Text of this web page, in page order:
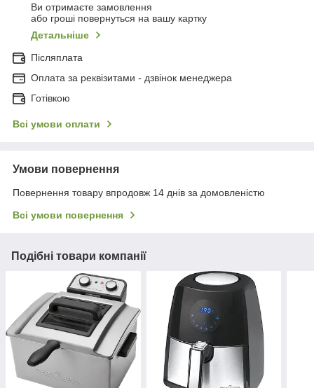
Ви отримаєте замовлення
або гроші повернуться на вашу картку
Детальніше
Післяплата
Оплата за реквізитами - дзвінок менеджера
Готівкою
Всі умови оплати
Умови повернення
Повернення товару впродовж 14 днів за домовленістю
Всі умови повернення
Подібні товари компанії